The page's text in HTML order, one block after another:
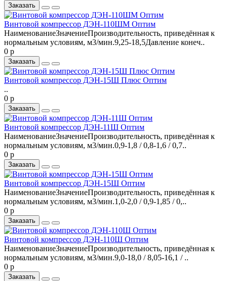
Заказать
Винтовой компрессор ДЭН-110ШМ Оптим
НаименованиеЗначениеПроизводительность, приведённая к
нормальным условиям, м3/мин.9,25-18,5Давление конеч..
0 р
Заказать
Винтовой компрессор ДЭН-15Ш Плюс Оптим
..
0 р
Заказать
Винтовой компрессор ДЭН-11Ш Оптим
НаименованиеЗначениеПроизводительность, приведённая к
нормальным условиям, м3/мин.0,9-1,8 / 0,8-1,6 / 0,7..
0 р
Заказать
Винтовой компрессор ДЭН-15Ш Оптим
НаименованиеЗначениеПроизводительность, приведённая к
нормальным условиям, м3/мин.1,0-2,0 / 0,9-1,85 / 0,..
0 р
Заказать
Винтовой компрессор ДЭН-110Ш Оптим
НаименованиеЗначениеПроизводительность, приведённая к
нормальным условиям, м3/мин.9,0-18,0 / 8,05-16,1 / ..
0 р
Заказать